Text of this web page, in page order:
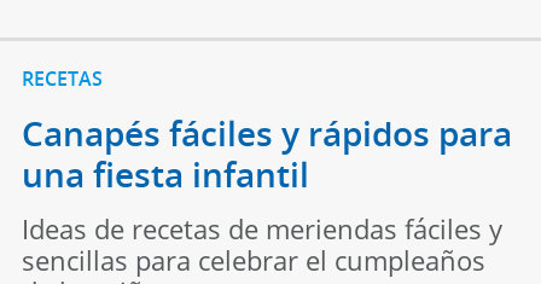
RECETAS
Canapés fáciles y rápidos para
una fiesta infantil
Ideas de recetas de meriendas fáciles y
sencillas para celebrar el cumpleaños